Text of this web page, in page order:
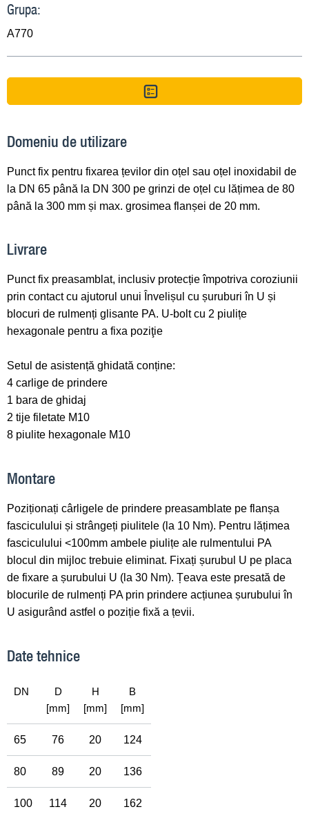
Grupa:
A770
Domeniu de utilizare
Punct fix pentru fixarea țevilor din oțel sau oțel inoxidabil de
la DN 65 până la DN 300 pe grinzi de oțel cu lățimea de 80
până la 300 mm și max. grosimea flanșei de 20 mm.
Livrare
Punct fix preasamblat, inclusiv protecție împotriva coroziunii
prin contact cu ajutorul unui Învelișul cu șuruburi în U și
blocuri de rulmenți glisante PA. U-bolt cu 2 piulițe
hexagonale pentru a fixa poziţie
Setul de asistență ghidată conține:
4 carlige de prindere
1 bara de ghidaj
2 tije filetate M10
8 piulite hexagonale M10
Montare
Poziționați cârligele de prindere preasamblate pe flanșa
fasciculului și strângeți piulitele (la 10 Nm). Pentru lățimea
fasciculului <100mm ambele piulițe ale rulmentului PA
blocul din mijloc trebuie eliminat. Fixați șurubul U pe placa
de fixare a șurubului U (la 30 Nm). Țeava este presată de
blocurile de rulmenți PA prin prindere acțiunea șurubului în
U asigurând astfel o poziție fixă a țevii.
Date tehnice
DN
D
[mm]
H
[mm]
B
[mm]
65 76 20 124
80 89 20 136
100 114 20 162